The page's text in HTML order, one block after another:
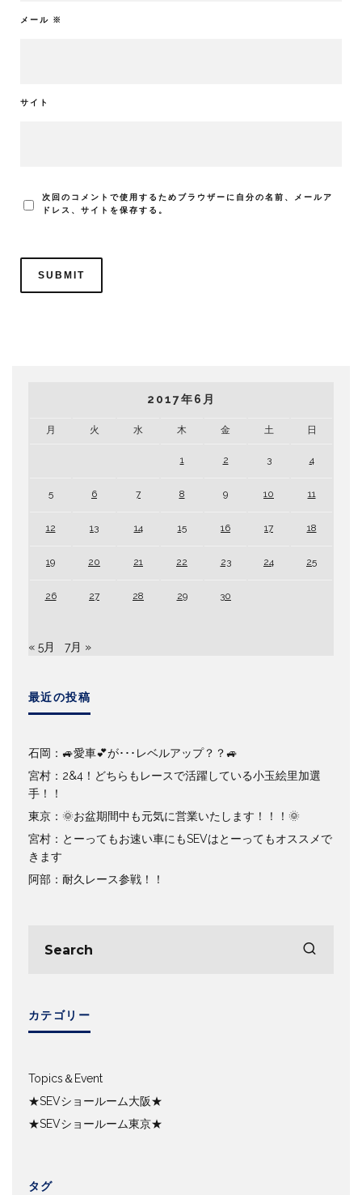
メール ※
サイト
次回のコメントで使用するためブラウザーに自分の名前、メールア
ドレス、サイトを保存する。
2017年6月
月 火 水 木 金 土 日
1 2 3 4
5 6 7 8 9 10 11
12 13 14 15 16 17 18
19 20 21 22 23 24 25
26 27 28 29 30
« 5月 7月 »
最近の投稿
石岡：🚙愛車💕が･･･レベルアップ？？🚙
宮村：2&4！どちらもレースで活躍している小玉絵里加選
手！！
東京：🌞お盆期間中も元気に営業いたします！！！🌞
宮村：とーってもお速い車にもSEVはとーってもオススメで
きます
阿部：耐久レース参戦！！
カテゴリー
Topics＆Event
★SEVショールーム大阪★
★SEVショールーム東京★
タグ